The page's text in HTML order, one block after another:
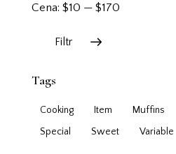
Filtr
Cena: $10 — $170
Tags
Cooking Item Muffins
Special
Sweet Variable